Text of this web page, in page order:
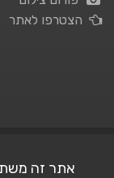
הצטרפו לאתר